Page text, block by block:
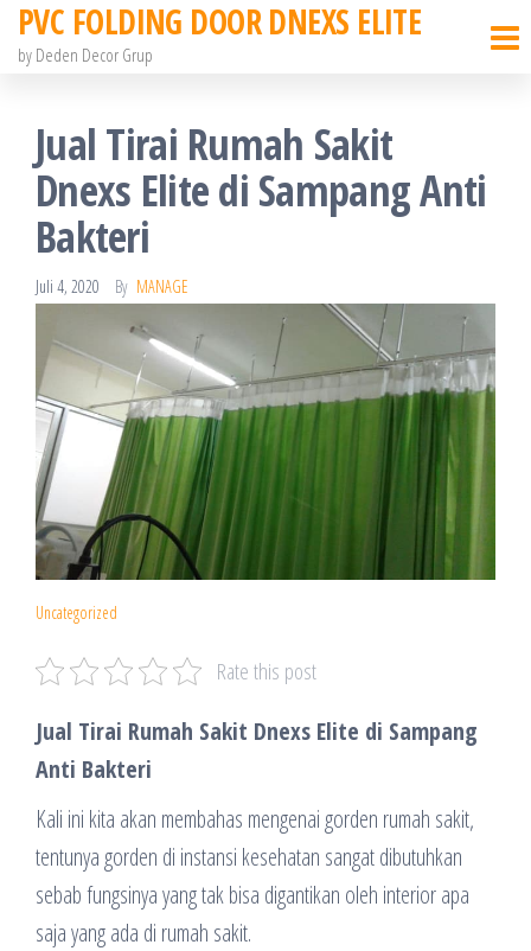
Skip
content
PVC FOLDING DOOR DNEXS ELITE
by Deden Decor Grup
Jual Tirai Rumah Sakit
Dnexs Elite di Sampang Anti
Bakteri
Juli 4, 2020 By MANAGE
Uncategorized
Rate this post
Jual Tirai Rumah Sakit Dnexs Elite di Sampang
Anti Bakteri
Kali ini kita akan membahas mengenai gorden rumah sakit,
tentunya gorden di instansi kesehatan sangat dibutuhkan
sebab fungsinya yang tak bisa digantikan oleh interior apa
saja yang ada di rumah sakit.